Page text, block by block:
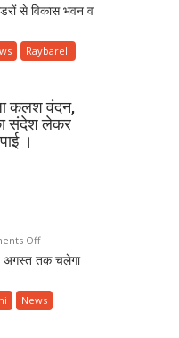
बैठे
नेता
रायबरेली
बनेगा
का
नया
राहत
से विकास भवन व
Raybareli
कलश वंदन,
संदेश लेकर
।
Offon
मंदिरों
गूंजा
अगस्त तक चलेगा
News